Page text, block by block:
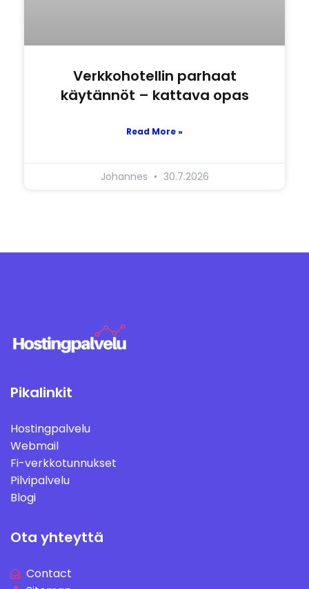
Verkkohotellin parhaat
käytännöt – kattava opas
Read More »
Johannes 30.7.2026
Pikalinkit
Hostingpalvelu
Webmail
Fi-verkkotunnukset
Pilvipalvelu
Blogi
Ota yhteyttä
Contact